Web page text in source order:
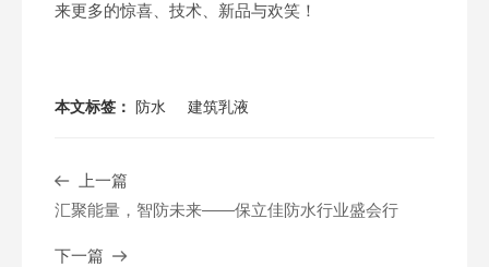
来更多的惊喜、技术、新品与欢笑！
本文标签： 防水 建筑乳液
上一篇
汇聚能量，智防未来——保立佳防水行业盛会行
下一篇